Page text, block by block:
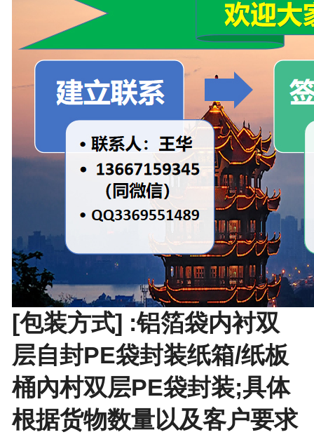
[包装方式] :铝箔袋内衬双
层自封PE袋封装纸箱/纸板
桶內村双层PE袋封装;具体
根据货物数量以及客户要求